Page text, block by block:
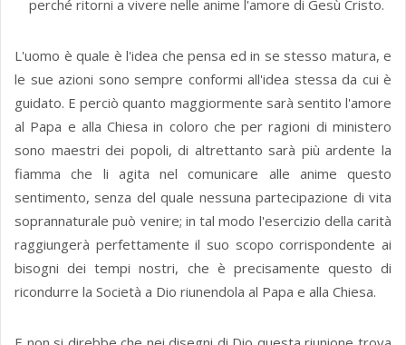
perché ritorni a vivere nelle anime l'amore di Gesù Cristo.
L'uomo è quale è l'idea che pensa ed in se stesso matura, e
le sue azioni sono sempre conformi all'idea stessa da cui è
guidato. E perciò quanto maggiormente sarà sentito l'amore
al Papa e alla Chiesa in coloro che per ragioni di ministero
sono maestri dei popoli, di altrettanto sarà più ardente la
fiamma che li agita nel comunicare alle anime questo
sentimento, senza del quale nessuna partecipazione di vita
soprannaturale può venire; in tal modo l'esercizio della carità
raggiungerà perfettamente il suo scopo corrispondente ai
bisogni dei tempi nostri, che è precisamente questo di
ricondurre la Società a Dio riunendola al Papa e alla Chiesa.